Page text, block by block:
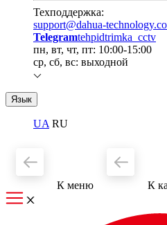
Техподдержка:
support@dahua-
Telegramtehpidtrimka_cctv
пн, вт, чт, пт: 10:00-15:00
ср, сб, вс: выходной
Язык
UA RU
К меню К